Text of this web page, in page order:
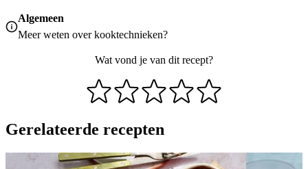
Algemeen
Meer weten overkooktechnieken?
Wat vond je van dit recept?
Gerelateerde recepten